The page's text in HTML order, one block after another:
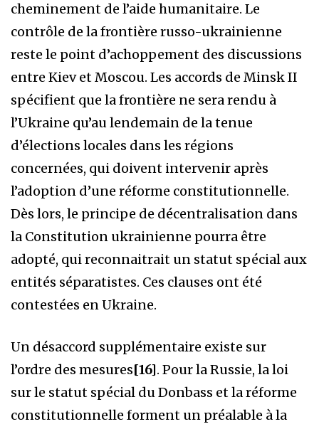
cheminement de l’aide humanitaire. Le
contrôle de la frontière russo-ukrainienne
reste le point d’achoppement des discussions
entre Kiev et Moscou. Les accords de Minsk II
spécifient que la frontière ne sera rendu à
l’Ukraine qu’au lendemain de la tenue
d’élections locales dans les régions
concernées, qui doivent intervenir après
l’adoption d’une réforme constitutionnelle.
Dès lors, le principe de décentralisation dans
la Constitution ukrainienne pourra être
adopté, qui reconnaitrait un statut spécial aux
entités séparatistes. Ces clauses ont été
contestées en Ukraine.
Un désaccord supplémentaire existe sur
l’ordre des mesures[16]. Pour la Russie, la loi
sur le statut spécial du Donbass et la réforme
constitutionnelle forment un préalable à la